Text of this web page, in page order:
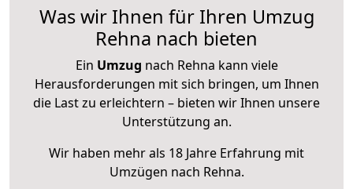
Was wir Ihnen für Ihren Umzug
Rehna nach bieten
Ein Umzug nach Rehna kann viele
Herausforderungen mit sich bringen, um Ihnen
die Last zu erleichtern – bieten wir Ihnen unsere
Unterstützung an.
Wir haben mehr als 18 Jahre Erfahrung mit
Umzügen nach Rehna.